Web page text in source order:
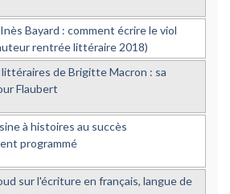
Bayard : comment écrire le viol
rentrée littéraire 2018)
de Brigitte Macron : sa
Flaubert
à histoires au succès
programmé
sur l'écriture en français, langue de